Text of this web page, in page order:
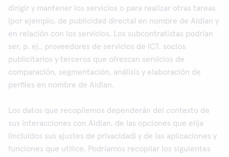
dirigir y mantener los servicios o para realizar otras tareas
(por ejemplo, de publicidad directa) en nombre de Aidian y
en relación con los servicios. Los subcontratistas podrían
ser, p. ej., proveedores de servicios de ICT, socios
publicitarios y terceros que ofrezcan servicios de
comparación, segmentación, análisis y elaboración de
perfiles en nombre de Aidian.
Los datos que recopilemos dependerán del contexto de
sus interacciones con Aidian, de las opciones que elija
(incluidos sus ajustes de privacidad) y de las aplicaciones y
funciones que utilice. Podríamos recopilar los siguientes